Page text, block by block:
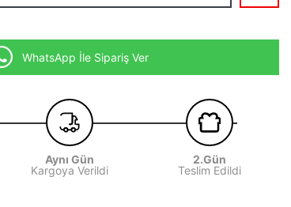
WhatsApp İle Sipariş Ver
Aynı Gün
Kargoya Verildi
2.Gün
Teslim Edildi